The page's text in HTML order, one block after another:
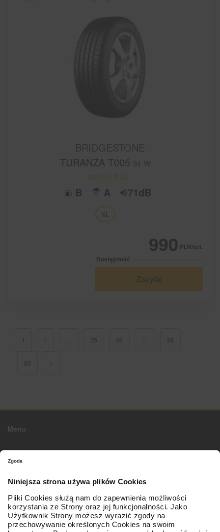
TURANZA T005 94 W
205/55 R16
B A 71dB
XL
990 PLN/szt.
Dostępność
Zapytaj
1 35 36 37 38
39
Menu
O firmie
Strona główna
Mapa sieci
Oferta